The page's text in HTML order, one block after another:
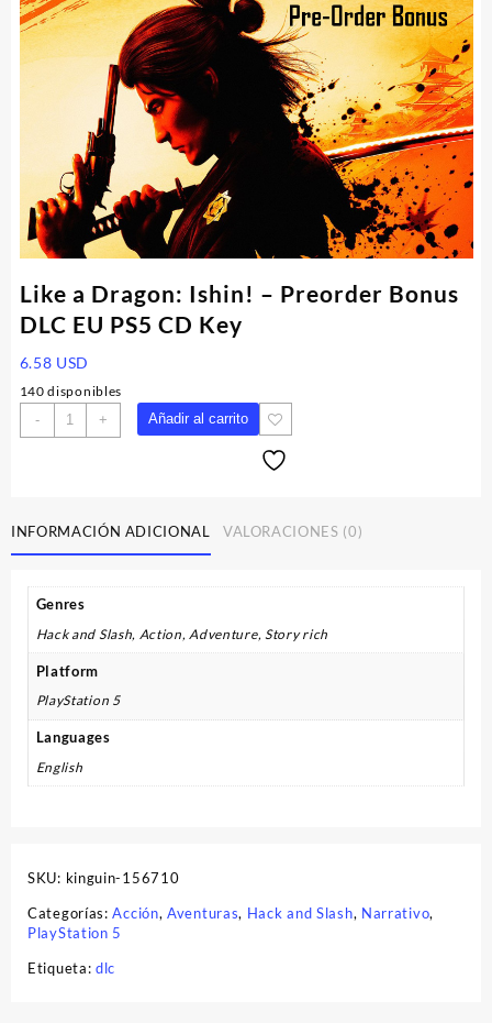
Like a Dragon: Ishin! – Preorder Bonus
DLC EU PS5 CD Key
6.58 USD
140 disponibles
-
Like
a
Preorder
Bonus
EU
CD
Key
cantidad
+ Añadir al carrito
INFORMACIÓN ADICIONAL VALORACIONES (0)
Genres
Hack and Slash, Action, Adventure, Story rich
Platform
PlayStation 5
Languages
English
SKU: kinguin-156710
Categorías:Acción,Aventuras, Hack and Slash, Narrativo,
PlayStation 5
Etiqueta:dlc